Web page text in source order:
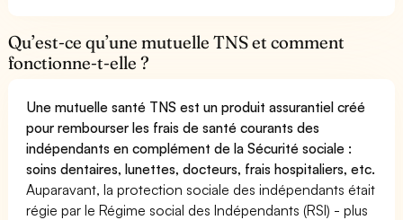
Qu’est-ce qu’une mutuelle TNS et comment
fonctionne-t-elle ?
Une mutuelle santé TNS est un produit assurantiel créé
pour rembourser les frais de santé courants des
indépendants en complément de la Sécurité sociale :
soins dentaires, lunettes, docteurs, frais hospitaliers, etc.
Auparavant, la protection sociale des indépendants était
régie par le Régime social des Indépendants (RSI) - plus